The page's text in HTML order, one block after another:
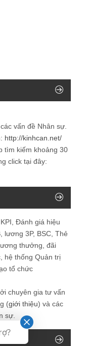
vấn đề Nhân sự
http://kinhcan.net/
tìm kiếm khoảng 30
click tại đây:
Đánh giá hiệu
lương 3P, BSC, Thẻ
thưởng, đãi
hệ thống Quản trị
tổ chức
chuyên gia tư vấn
(giới thiệu) và các
sự.